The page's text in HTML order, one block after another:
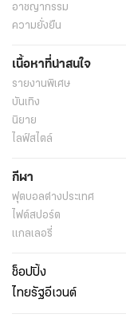
อาชญากรรม
ความยั่งยืน
เนื้อหาที่น่าสนใจ
รายงานพิเศษ
บันเทิง
นิยาย
ไลฟ์สไตล์
กีฬา
ฟุตบอลต่่างประเทศ
ไฟต์สปอร์ต
แกลเลอรี่
ช็อปปิ้ง
ไทยรัฐอีเวนต์